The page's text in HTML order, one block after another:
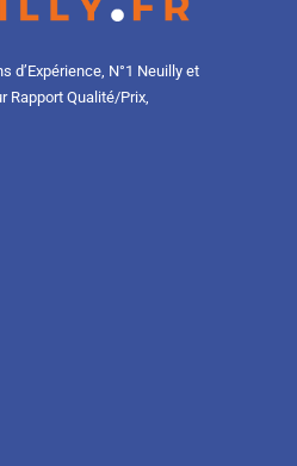
d’Expérience, N°1 Neuilly et
Rapport Qualité/Prix,